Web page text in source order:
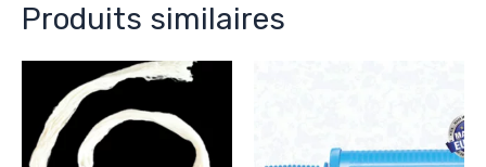
Produits similaires